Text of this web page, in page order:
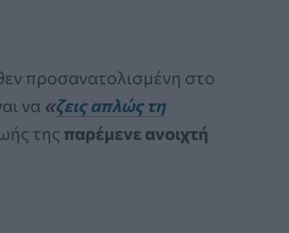
προσανατολισμένη στο
να «ζεις απλώς τη
της παρέμενε ανοιχτή